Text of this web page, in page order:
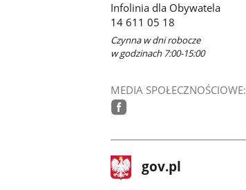
Infolinia dla Obywatela
14 611 05 18
Czynna w dni robocze
w godzinach 7:00-15:00
MEDIA SPOŁECZNOŚCIOWE:
stopka
gov.pl Strona
gov.pl